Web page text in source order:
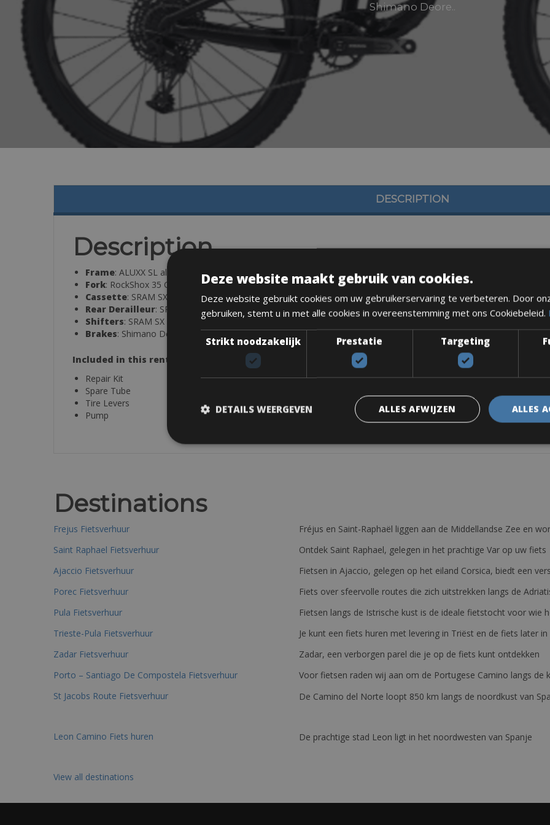
Shimano Deore..
DESCRIPTION
Description
Frame: ALUXX SL aluminum, 135mm Maestro suspension
Fork: RockShox 35 Gold RL, 150mm
Cassette: SRAM SX, 11–50T
Rear Derailleur: SRAM SX Eagle
Shifters: SRAM SX Eagle, 1×12
Brakes: Shimano Deore BR-MT420 hydraulic (203/180mm)
Included in this rental:
Repair Kit
Spare Tube
Tire Levers
Pump
Destinations
Frejus Fietsverhuur
Fréjus en Saint-Raphaël liggen aan de Middellandse Zee en
Saint Raphael Fietsverhuur
Ontdek Saint Raphael, gelegen in het prachtige Var op uw fiets
Ajaccio Fietsverhuur
Fietsen in Ajaccio, gelegen op het eiland Corsica, biedt een
Porec Fietsverhuur
Fiets over sfeervolle routes die zich uitstrekken langs de
Pula Fietsverhuur
Fietsen langs de Istrische kust is de ideale fietstocht voor wie
Trieste-Pula Fietsverhuur
Je kunt een fiets huren met levering in Triëst en de fiets later
Zadar Fietsverhuur
Zadar, een verborgen parel die je op de fiets kunt ontdekken
Porto – Santiago De Compostela Fietsverhuur
Voor fietsen raden wij aan om de Portugese Camino langs de
St Jacobs Route Fietsverhuur
De Camino del Norte loopt 850 km langs de noordkust van
Leon Camino Fiets huren De prachtige stad Leon ligt in het noordwesten van Spanje
View all destinations
Deze website maakt gebruik van cookies.
Deze website gebruikt cookies om uw gebruikerservaring te verbeteren. Door
gebruiken, stemt u in met alle cookies in overeenstemming met ons Cookiebeleid.
Strikt noodzakelijk Prestatie Targeting
ALLES
ALLES AFWIJZEN
DETAILS WEERGEVEN